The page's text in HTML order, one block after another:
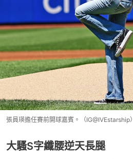
張員瑛擔任賽前開球嘉賓。（IG@IVEstarship）
大騷S字纖腰逆天長腿